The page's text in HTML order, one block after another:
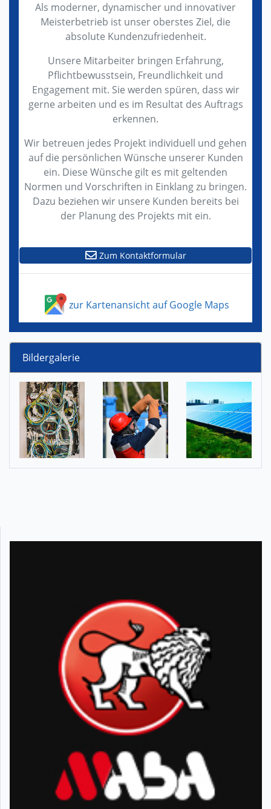
Als moderner, dynamischer und innovativer
Meisterbetrieb ist unser oberstes Ziel, die
absolute Kundenzufriedenheit.
Unsere Mitarbeiter bringen Erfahrung,
Pflichtbewusstsein, Freundlichkeit und
Engagement mit. Sie werden spüren, dass wir
gerne arbeiten und es im Resultat des Auftrags
erkennen.
Wir betreuen jedes Projekt individuell und gehen
auf die persönlichen Wünsche unserer Kunden
ein. Diese Wünsche gilt es mit geltenden
Normen und Vorschriften in Einklang zu bringen.
Dazu beziehen wir unsere Kunden bereits bei
der Planung des Projekts mit ein.
Zum Kontaktformular
zur Kartenansicht auf Google Maps
Bildergalerie